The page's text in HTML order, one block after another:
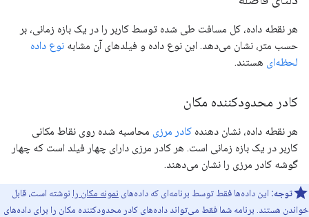
هر نقطه داده، کل مسافت طی شده توسط کاربر را در یک بازه زمانی، بر
حسب متر، نشان می‌دهد. این نوع داده و فیلدهای آن مشابه نوع داده
لحظه‌ای هستند.
کادر محدودکننده مکان
هر نقطه داده، نشان دهنده کادر مرزی محاسبه شده روی نقاط مکانی
کاربر در یک بازه زمانی است. هر کادر مرزی دارای چهار فیلد است که چهار
گوشه کادر مرزی را نشان می‌دهند.
توجه: این داده‌ها فقط توسط برنامه‌ای که داده‌های نمونه مکان را نوشته است، قابل
خواندن هستند. برنامه شما فقط می‌تواند داده‌های کادر محدودکننده مکان را برای داده‌های